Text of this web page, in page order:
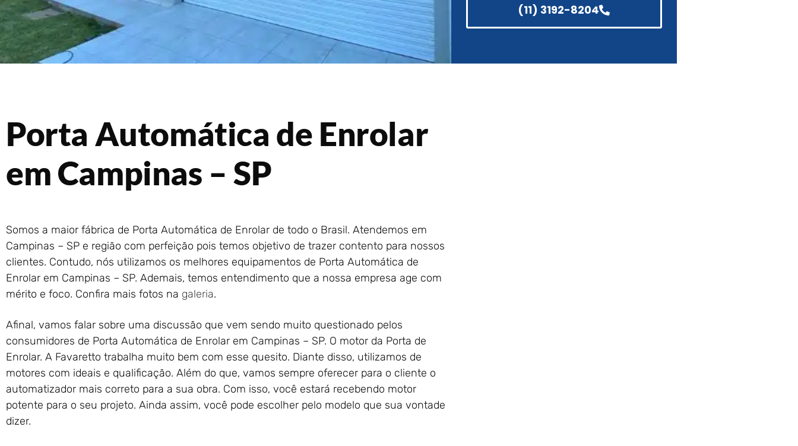
(11) 3192-8204
Porta Automática de Enrolar
em Campinas – SP
Somos a maior fábrica de Porta Automática de Enrolar de todo o Brasil. Atendemos em
Campinas – SP e região com perfeição pois temos objetivo de trazer contento para nossos
clientes. Contudo, nós utilizamos os melhores equipamentos de Porta Automática de
Enrolar em Campinas – SP. Ademais, temos entendimento que a nossa empresa age com
mérito e foco. Confira mais fotos na galeria.
Afinal, vamos falar sobre uma discussão que vem sendo muito questionado pelos
consumidores de Porta Automática de Enrolar em Campinas – SP. O motor da Porta de
Enrolar. A Favaretto trabalha muito bem com esse quesito. Diante disso, utilizamos de
motores com ideais e qualificação. Além do que, vamos sempre oferecer para o cliente o
automatizador mais correto para a sua obra. Com isso, você estará recebendo motor
potente para o seu projeto. Ainda assim, você pode escolher pelo modelo que sua vontade
dizer.